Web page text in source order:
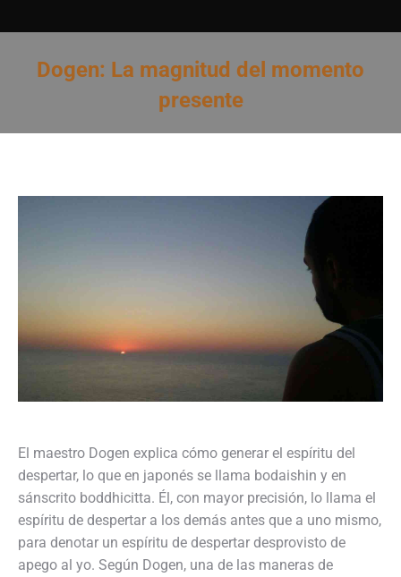
Dogen: La magnitud del momento
presente
El maestro Dogen explica cómo generar el espíritu del
despertar, lo que en japonés se llama bodaishin y en
sánscrito boddhicitta. Él, con mayor precisión, lo llama el
espíritu de despertar a los demás antes que a uno mismo,
para denotar un espíritu de despertar desprovisto de
apego al yo. Según Dogen, una de las maneras de